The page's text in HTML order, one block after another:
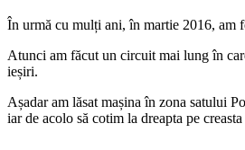
În urmă cu mulți ani, în martie 2016, am
Atunci am făcut un circuit mai lung în
ieșiri.
Așadar am lăsat mașina în zona satului
iar de acolo să cotim la dreapta pe